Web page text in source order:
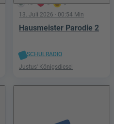
10 0 3
13. Juli 2026 · 00:54 Min
Hausmeister Parodie 2
SCHULRADIO
Justus' Königsdiesel